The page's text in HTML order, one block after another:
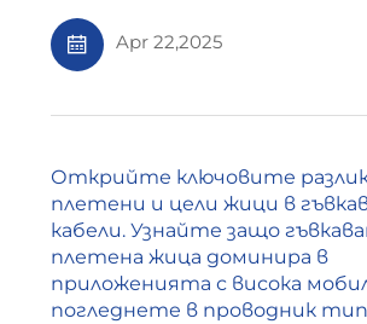
Apr 22,2025
Открийте ключовите
плетени и цели жици в
кабели. Узнайте защо
плетена жица доминира в
приложенията с висока
погледнете в проводник